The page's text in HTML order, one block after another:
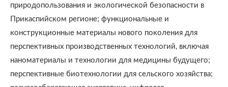
природопользования и экологической безопасности в
Прикаспийском регионе; функциональные и
конструкционные материалы нового поколения для
перспективных производственных технологий, включая
наноматериалы и технологии для медицины будущего;
перспективные биотехнологии для сельского хозяйства;